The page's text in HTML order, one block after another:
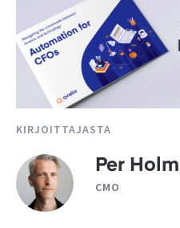
KIRJOITTAJASTA
Per
CMO